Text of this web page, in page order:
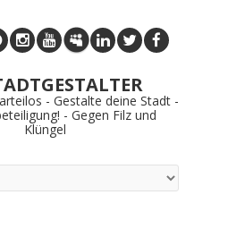
- Gestalte deine Stadt -
- Gegen Filz und
Klüngel